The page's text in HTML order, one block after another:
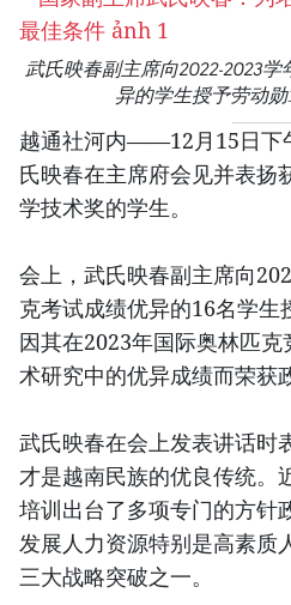
武氏映春副主席向2022-2023
异的学生授予劳动
越通社河内——12月15日下
氏映春在主席府会见并表扬
学技术奖的学生。
会上，武氏映春副主席向
克考试成绩优异的16名学生
因其在2023年国际奥林匹
术研究中的优异成绩而荣获
武氏映春在会上发表讲话时
才是越南民族的优良传统。
培训出台了多项专门的方针
发展人力资源特别是高素质
三大战略突破之一。